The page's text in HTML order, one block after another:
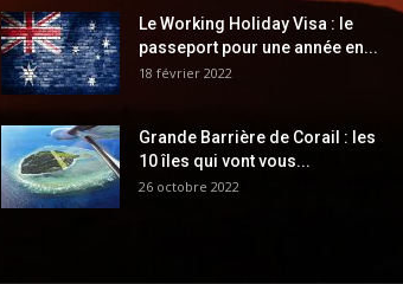
Le Working Holiday Visa : le
passeport pour une année en...
18 février 2022
Grande Barrière de Corail : les
10 îles qui vont vous...
26 octobre 2022